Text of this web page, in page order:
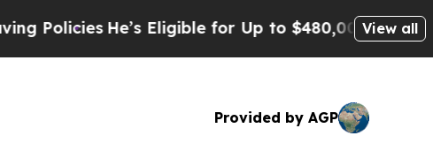
He’s Eligible for Up to $480,000 After BeingView all
Provided by AGP